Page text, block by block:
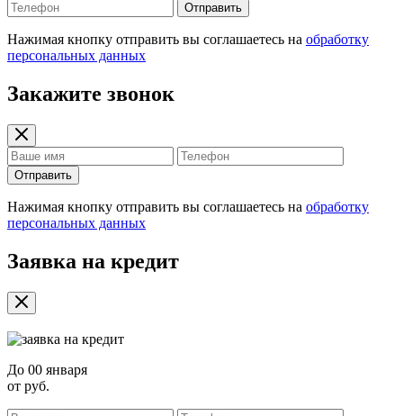
Отправить
Нажимая кнопку отправить вы соглашаетесь на обработку
персональных данных
Закажите звонок
Отправить
Нажимая кнопку отправить вы соглашаетесь на обработку
персональных данных
Заявка на кредит
До 00 января
от руб.